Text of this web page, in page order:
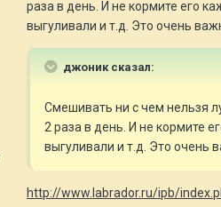
раза в день. И не кормите его
выгуливали и т.д. Это очень
джоник сказал:
Смешивать ни с чем нельзя
2 раза в день. И не кормите
выгуливали и т.д. Это очень
http://www.labrador.ru/ipb/